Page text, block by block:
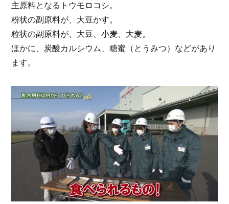
主原料となるトウモロコシ。
粉状の副原料が、大豆かす。
粒状の副原料が、大豆、小麦、大麦。
ほかに、炭酸カルシウム、糖蜜（とうみつ）などがあり
ます。